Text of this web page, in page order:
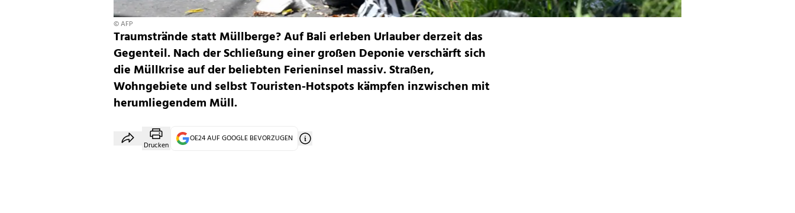
© AFP
Traumstrände statt Müllberge? Auf Bali erleben Urlauber derzeit das
Gegenteil. Nach der Schließung einer großen Deponie verschärft sich
die Müllkrise auf der beliebten Ferieninsel massiv. Straßen,
Wohngebiete und selbst Touristen-Hotspots kämpfen inzwischen mit
herumliegendem Müll.
Drucken
OE24 AUF GOOGLE BEVORZUGEN